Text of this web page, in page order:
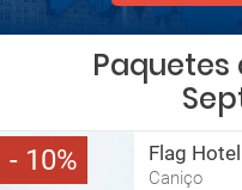
10 Flag
Caniço